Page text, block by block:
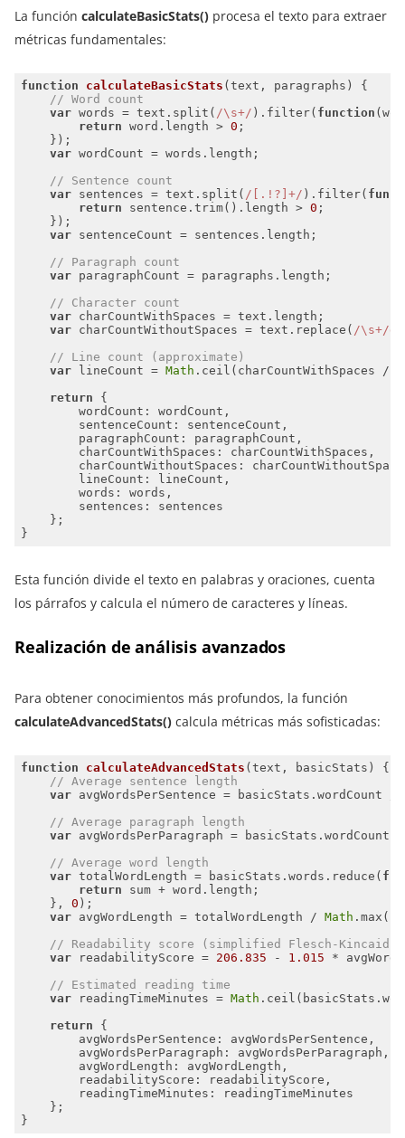
La función calculateBasicStats() procesa el texto para extraer
métricas fundamentales:
function calculateBasicStats ( text, paragraphs )
// Word count
var words = text.split( /\s+/ ).filter( function (
return word.length > 0
var
// Sentence count
var sentences = text.split( /[.!?]+/ ).filter(
return sentence.trim().length > 0
var
// Paragraph count
var
// Character count
var
var charCountWithoutSpaces = text.replace( /\s+/g
// Line count (approximate)
var lineCount = Math .ceil(charCountWithSpaces /
return
wordCount
sentenceCount
paragraphCount
charCountWithSpaces
charCountWithoutSpaces
lineCount
words
sentences
Esta función divide el texto en palabras y oraciones, cuenta
los párrafos y calcula el número de caracteres y líneas.
Realización de análisis avanzados
Para obtener conocimientos más profundos, la función
calculateAdvancedStats() calcula métricas más sofisticadas:
function calculateAdvancedStats ( text, basicStats )
// Average sentence length
var avgWordsPerSentence = basicStats.wordCount /
// Average paragraph length
var avgWordsPerParagraph = basicStats.wordCount
// Average word length
var totalWordLength = basicStats.words.reduce(
return
}, 0
var avgWordLength = totalWordLength / Math .max(
// Readability score (simplified Flesch-Kincaid)
var readabilityScore = 206.835 - 1.015 *
// Estimated reading time
var readingTimeMinutes = Math
return
avgWordsPerSentence
avgWordsPerParagraph
avgWordLength
readabilityScore
readingTimeMinutes